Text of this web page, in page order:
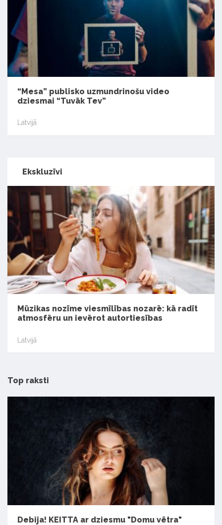
“Mesa” publisko uzmundrinošu video
dziesmai “Tuvāk Tev”
Latvijā
Ekskluzīvi
Mūzikas nozīme viesmīlības nozarē: kā radīt
atmosfēru un ievērot autortiesības
Latvijā
Top raksti
Debija! KEITTA ar dziesmu "Domu vētra"